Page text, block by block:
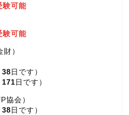
験可能
験可能
）
38日です）
171日です）
協会）
38日です）